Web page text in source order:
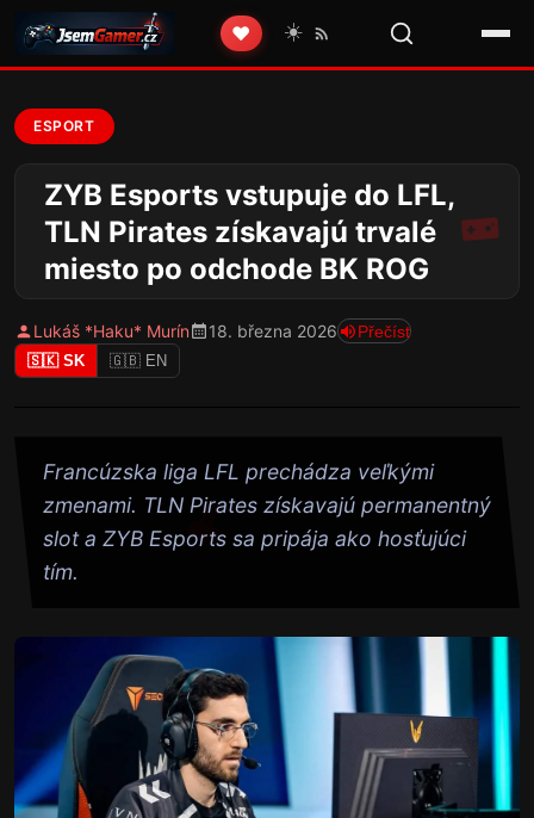
❤️ ☀️
ESPORT
ZYB Esports vstupuje do LFL,
TLN Pirates získavajú trvalé
miesto po odchode BK ROG
Lukáš *Haku* Murín 18. března 2026 Přečíst
🇸🇰 SK 🇬🇧 EN
Francúzska liga LFL prechádza veľkými
zmenami. TLN Pirates získavajú permanentný
slot a ZYB Esports sa pripája ako hosťujúci
tím.